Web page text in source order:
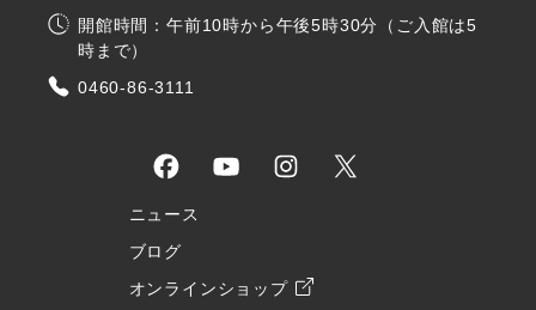
ニュース
ブログ
オンラインショップ
開館時間：午前10時から午後5時30分（ご入館は5
時まで）
0460-86-3111